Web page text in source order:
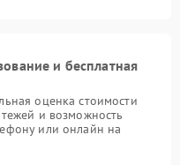
и бесплатная
оценка стоимости
и возможность
или онлайн на